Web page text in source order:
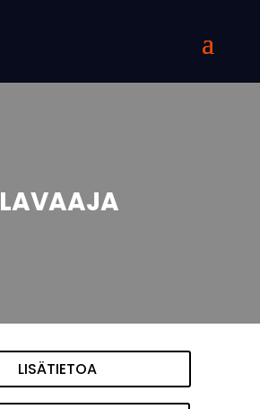
LAVAAJA
LISÄTIETOA